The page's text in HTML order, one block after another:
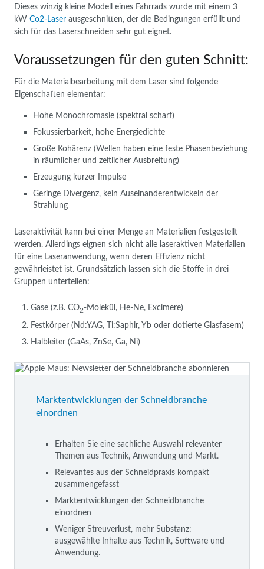
Dieses winzig kleine Modell eines Fahrrads wurde mit einem 3
kW Co2-Laser ausgeschnitten, der die Bedingungen erfüllt und
sich für das Laserschneiden sehr gut eignet.
Voraussetzungen für den guten Schnitt:
Für die Materialbearbeitung mit dem Laser sind folgende
Eigenschaften elementar:
Hohe Monochromasie (spektral scharf)
Fokussierbarkeit, hohe Energiedichte
Große Kohärenz (Wellen haben eine feste Phasenbeziehung
in räumlicher und zeitlicher Ausbreitung)
Erzeugung kurzer Impulse
Geringe Divergenz, kein Auseinanderentwickeln der
Strahlung
Laseraktivität kann bei einer Menge an Materialien festgestellt
werden. Allerdings eignen sich nicht alle laseraktiven Materialien
für eine Laseranwendung, wenn deren Effizienz nicht
gewährleistet ist. Grundsätzlich lassen sich die Stoffe in drei
Gruppen unterteilen:
Gase (z.B. CO2-Molekül, He-Ne, Excimere)
Festkörper (Nd:YAG, Ti:Saphir, Yb oder dotierte Glasfasern)
Halbleiter (GaAs, ZnSe, Ga, Ni)
Marktentwicklungen der Schneidbranche
einordnen
Erhalten Sie eine sachliche Auswahl relevanter
Themen aus Technik, Anwendung und Markt.
Relevantes aus der Schneidpraxis kompakt
zusammengefasst
Marktentwicklungen der Schneidbranche
einordnen
Weniger Streuverlust, mehr Substanz:
ausgewählte Inhalte aus Technik, Software und
Anwendung.